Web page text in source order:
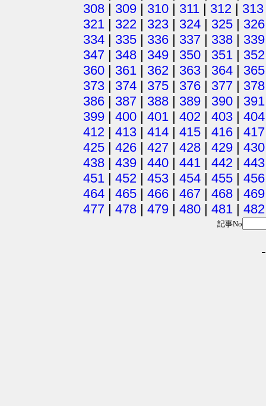
308 | 309 | 310 | 311 | 312 | 313
321 | 322 | 323 | 324 | 325 | 326
334 | 335 | 336 | 337 | 338 | 339
347 | 348 | 349 | 350 | 351 | 352
360 | 361 | 362 | 363 | 364 | 365
373 | 374 | 375 | 376 | 377 | 378
386 | 387 | 388 | 389 | 390 | 391
399 | 400 | 401 | 402 | 403 | 404
412 | 413 | 414 | 415 | 416 | 417
425 | 426 | 427 | 428 | 429 | 430
438 | 439 | 440 | 441 | 442 | 443
451 | 452 | 453 | 454 | 455 | 456
464 | 465 | 466 | 467 | 468 | 469
477 | 478 | 479 | 480 | 481 | 482
記事No